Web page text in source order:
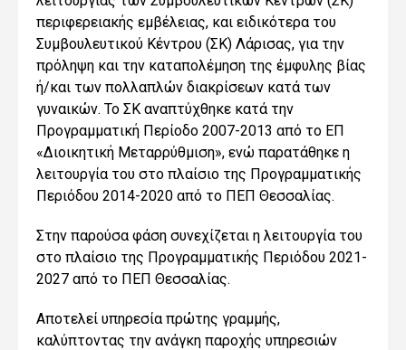
περιφερειακής εμβέλειας, και ειδικότερα του
Συμβουλευτικού Κέντρου (ΣΚ) Λάρισας, για την
πρόληψη και την καταπολέμηση της έμφυλης βίας
ή/και των πολλαπλών διακρίσεων κατά των
γυναικών. Το ΣΚ αναπτύχθηκε κατά την
Προγραμματική Περίοδο 2007-2013 από το ΕΠ
«Διοικητική Μεταρρύθμιση», ενώ παρατάθηκε η
λειτουργία του στο πλαίσιο της Προγραμματικής
Περιόδου 2014-2020 από το ΠΕΠ Θεσσαλίας.
Στην παρούσα φάση συνεχίζεται η λειτουργία του
στο πλαίσιο της Προγραμματικής Περιόδου 2021-
2027 από το ΠΕΠ Θεσσαλίας.
Αποτελεί υπηρεσία πρώτης γραμμής,
καλύπτοντας την ανάγκη παροχής υπηρεσιών